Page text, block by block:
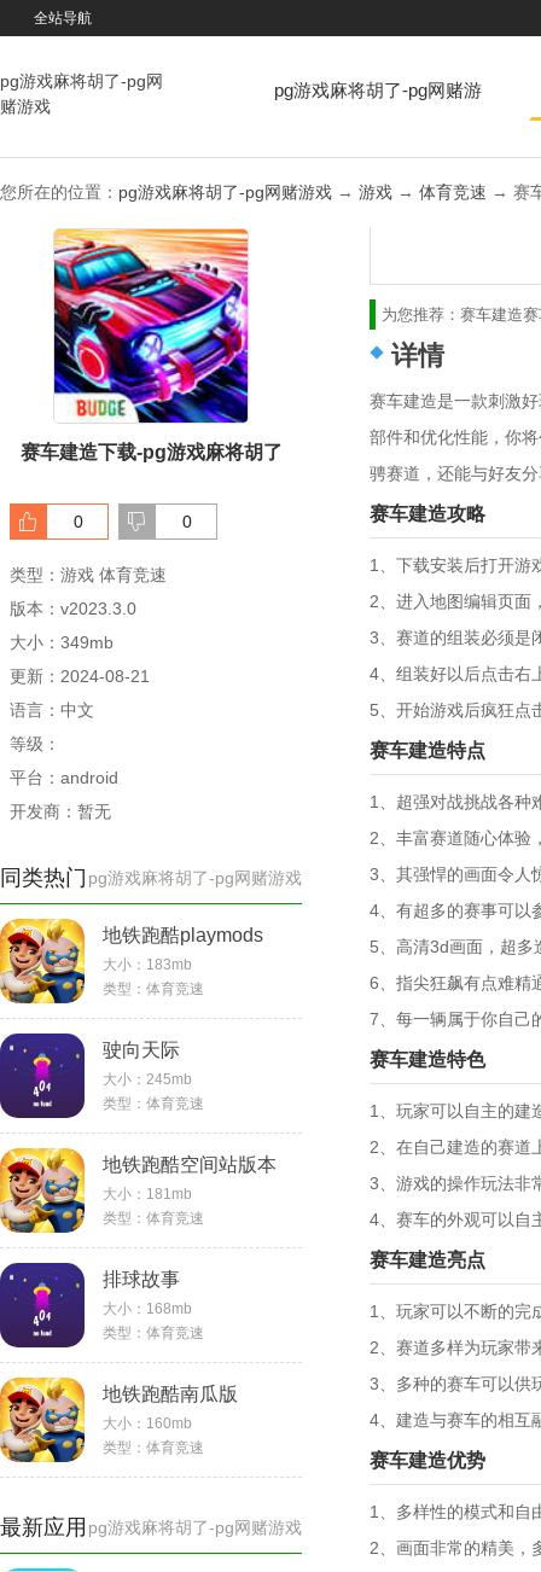
全站导航
pg游戏麻将胡了-pg网
赌游戏
pg游戏麻将胡了-pg网赌游
您所在的位置： pg游戏麻将胡了-pg网赌游戏 → 游戏 → 体育竞速 → 赛
赛车建造下载-pg游戏麻将胡了
0 0
类型：游戏 体育竞速
版本：v2023.3.0
大小：349mb
更新：2024-08-21
语言：中文
等级：
平台：android
开发商：暂无
pg游戏麻将胡了-pg网赌游戏
同类热门
地铁跑酷playmods
大小： 183mb
类型： 体育竞速
驶向天际
大小： 245mb
类型： 体育竞速
地铁跑酷空间站版本
大小： 181mb
类型： 体育竞速
排球故事
大小： 168mb
类型： 体育竞速
地铁跑酷南瓜版
大小： 160mb
类型： 体育竞速
pg游戏麻将胡了-pg网赌游戏
最新应用
为您推荐： 赛车建造
详情
赛车建造是一款刺激
部件和优化性能，你
骋赛道，还能与好友
赛车建造攻略
1、下载安装后打开游
2、进入地图编辑页面
3、赛道的组装必须是
4、组装好以后点击右
5、开始游戏后疯狂点
赛车建造特点
1、超强对战挑战各种
2、丰富赛道随心体验
3、其强悍的画面令人
4、有超多的赛事可以
5、高清3d画面，超多
6、指尖狂飙有点难精
7、每一辆属于你自己
赛车建造特色
1、玩家可以自主的建
2、在自己建造的赛道
3、游戏的操作玩法非
4、赛车的外观可以自
赛车建造亮点
1、玩家可以不断的完
2、赛道多样为玩家带
3、多种的赛车可以供
4、建造与赛车的相互
赛车建造优势
1、多样性的模式和自
2、画面非常的精美，